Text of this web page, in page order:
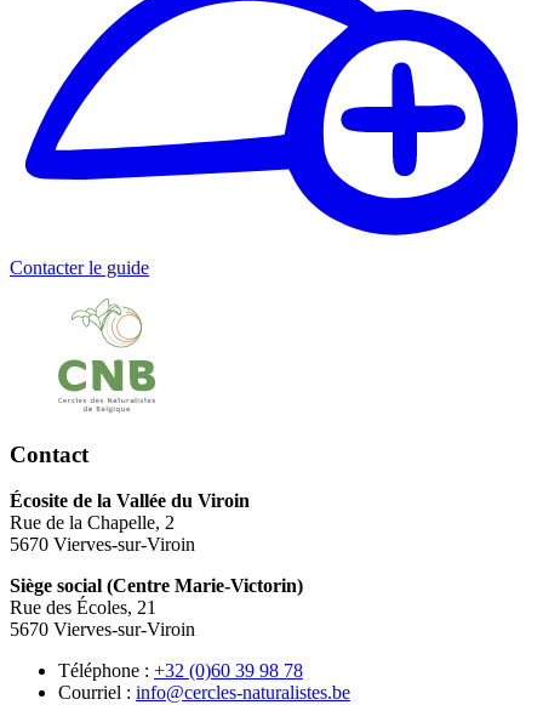
Contacter le guide
Contact
Écosite de la Vallée du Viroin
Rue de la Chapelle, 2
5670 Vierves-sur-Viroin
Siège social (Centre Marie-Victorin)
Rue des Écoles, 21
5670 Vierves-sur-Viroin
Téléphone : 87 89 93 06(0) 23+
Courriel : eb.setsilarutan-selcrec@ofni